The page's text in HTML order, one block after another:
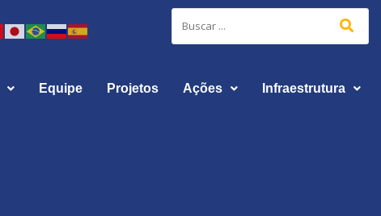
Equipe Projetos Ações Infraestrutura